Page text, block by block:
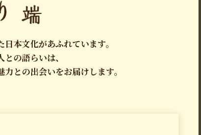
サイトポリシー
本文化があふれています。
の語らいは、
との出会いをお届けします。